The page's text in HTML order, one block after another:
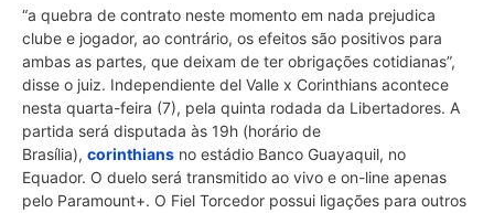
“a quebra de contrato neste momento em nada prejudica
clube e jogador, ao contrário, os efeitos são positivos para
ambas as partes, que deixam de ter obrigações cotidianas”,
disse o juiz. Independiente del Valle x Corinthians acontece
nesta quarta-feira (7), pela quinta rodada da Libertadores. A
partida será disputada às 19h (horário de
Brasília), corinthians no estádio Banco Guayaquil, no
Equador. O duelo será transmitido ao vivo e on-line apenas
pelo Paramount+. O Fiel Torcedor possui ligações para outros